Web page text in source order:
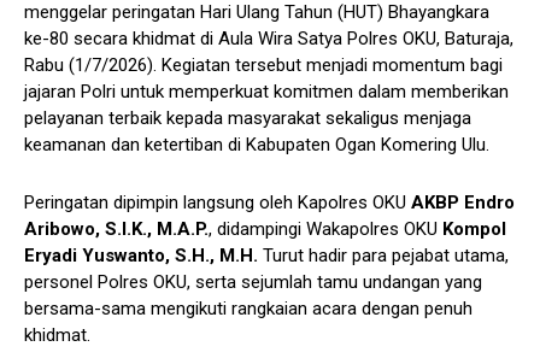
menggelar peringatan Hari Ulang Tahun (HUT) Bhayangkara
ke-80 secara khidmat di Aula Wira Satya Polres OKU, Baturaja,
Rabu (1/7/2026). Kegiatan tersebut menjadi momentum bagi
jajaran Polri untuk memperkuat komitmen dalam memberikan
pelayanan terbaik kepada masyarakat sekaligus menjaga
keamanan dan ketertiban di Kabupaten Ogan Komering Ulu.
Peringatan dipimpin langsung oleh Kapolres OKU AKBP Endro
Aribowo, S.I.K., M.A.P., didampingi Wakapolres OKU Kompol
Eryadi Yuswanto, S.H., M.H. Turut hadir para pejabat utama,
personel Polres OKU, serta sejumlah tamu undangan yang
bersama-sama mengikuti rangkaian acara dengan penuh
khidmat.